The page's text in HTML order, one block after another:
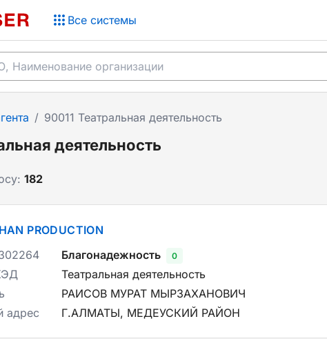
Все системы
/ 90011 Театральная деятельность
деятельность
182
PRODUCTION
Благонадежность 0
Театральная деятельность
РАИСОВ МУРАТ МЫРЗАХАНОВИЧ
адрес
Г.АЛМАТЫ, МЕДЕУСКИЙ РАЙОН